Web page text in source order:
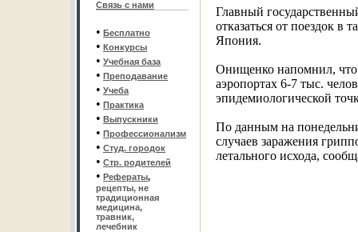
Связь с нами
• Бесплатно
• Конкурсы
• Учебная база
• Преподавание
• Учеба
• Практика
• Выпускники
• Профессионализм
• Студ. городок
• Стр. родителей
• Рефераты,
рецепты, не
традиционная
медицина,
травник,
лечебник
Главный
отказаться от поездок
Япония.
Онищенко напомнил, что
аэропортах 6-7 тыс.
эпидемиологической
По данным на
случаев заражения
летального исхода,